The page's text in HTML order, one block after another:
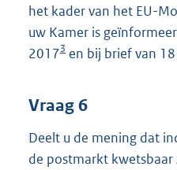
het kader van het EU-
uw Kamer is
20173 en bij brief van
Vraag 6
Deelt u de mening dat
de postmarkt kwetsbaar